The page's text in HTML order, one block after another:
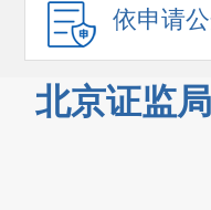
依申请
北京证监